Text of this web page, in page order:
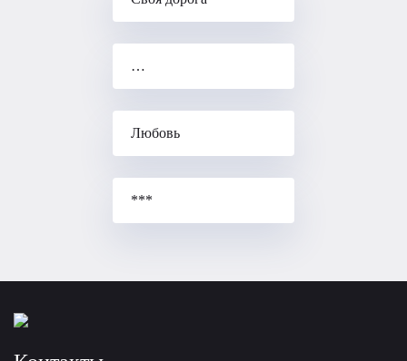
…
Любовь
***